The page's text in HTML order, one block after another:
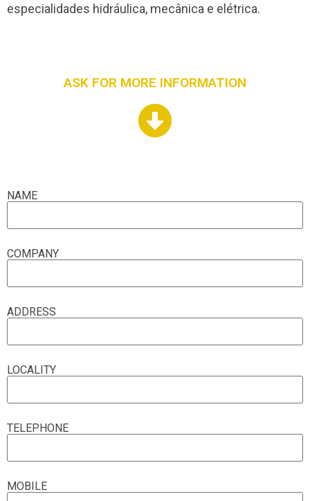
especialidades hidráulica, mecânica e elétrica.
ASK FOR MORE INFORMATION
NAME
COMPANY
ADDRESS
LOCALITY
TELEPHONE
MOBILE